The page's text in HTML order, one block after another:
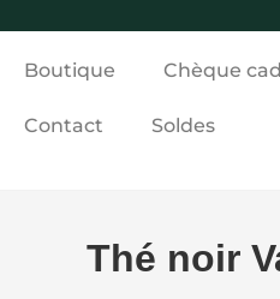
Boutique Chèque
Contact Soldes
Thé noir